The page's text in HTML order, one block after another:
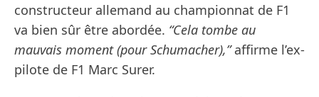
constructeur allemand au championnat de F1
va bien sûr être abordée. “Cela tombe au
mauvais moment (pour Schumacher),”affirme l’ex-
pilote de F1 Marc Surer.